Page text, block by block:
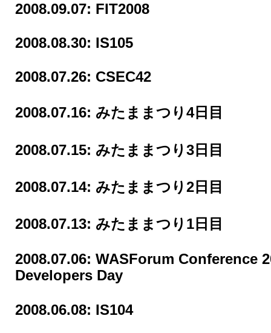
2008.09.07: FIT2008
2008.08.30: IS105
2008.07.26: CSEC42
2008.07.16: みたままつり4日目
2008.07.15: みたままつり3日目
2008.07.14: みたままつり2日目
2008.07.13: みたままつり1日目
2008.07.06: WASForum Conference
Developers Day
2008.06.08: IS104